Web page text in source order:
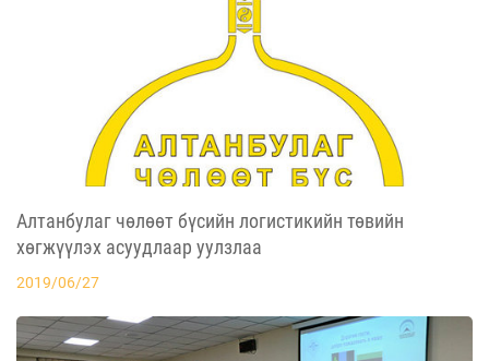
Алтанбулаг чөлөөт бүсийн логистикийн төвийн
хөгжүүлэх асуудлаар уулзлаа
2019/06/27